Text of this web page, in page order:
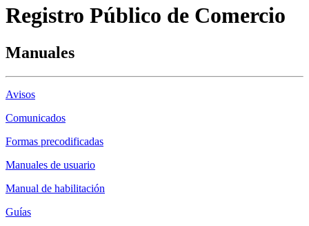
Registro Público de Comercio
Manuales
Avisos
Comunicados
Formas precodificadas
Manuales de usuario
Manual de habilitación
Guías